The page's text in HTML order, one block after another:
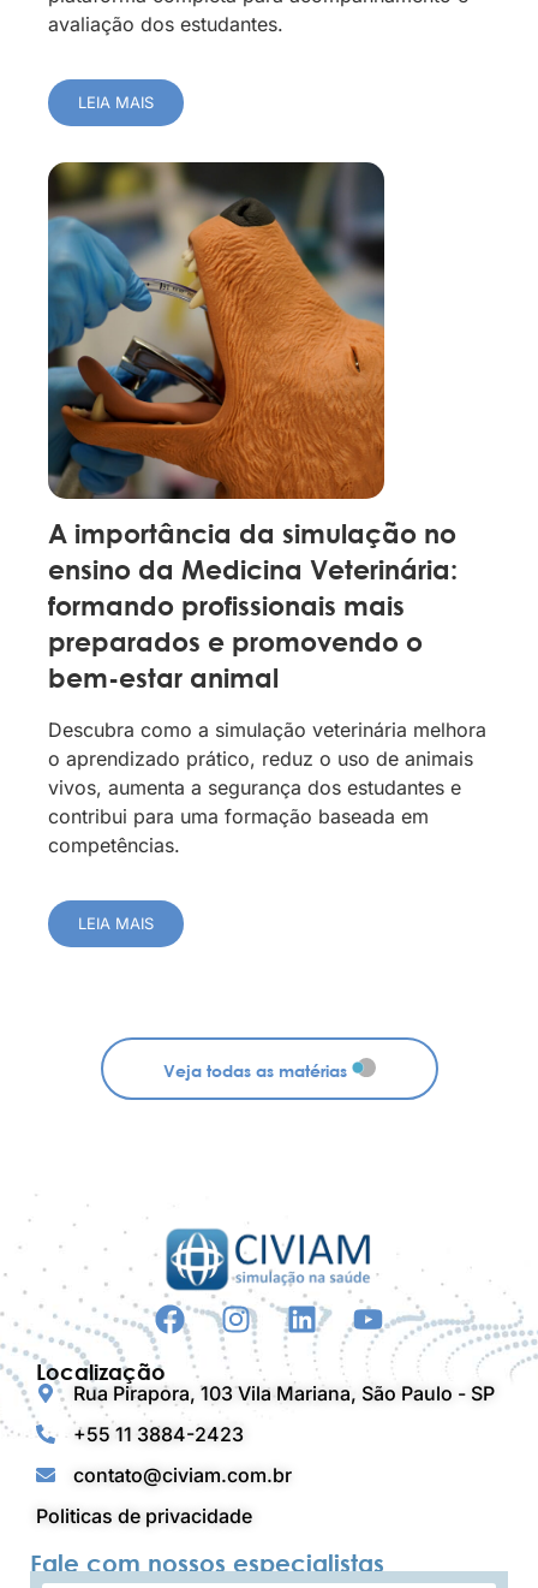
avaliação dos estudantes.
LEIA MAIS
A importância da simulação no
ensino da Medicina Veterinária:
formando profissionais mais
preparados e promovendo o
bem-estar animal
Descubra como a simulação veterinária melhora
o aprendizado prático, reduz o uso de animais
vivos, aumenta a segurança dos estudantes e
contribui para uma formação baseada em
competências.
LEIA MAIS
Veja todas as matérias
Localização
Rua Pirapora, 103 Vila Mariana, São Paulo - SP
+55 11 3884-2423
contato@civiam.com.br
Politicas de privacidade
Fale com nossos especialistas